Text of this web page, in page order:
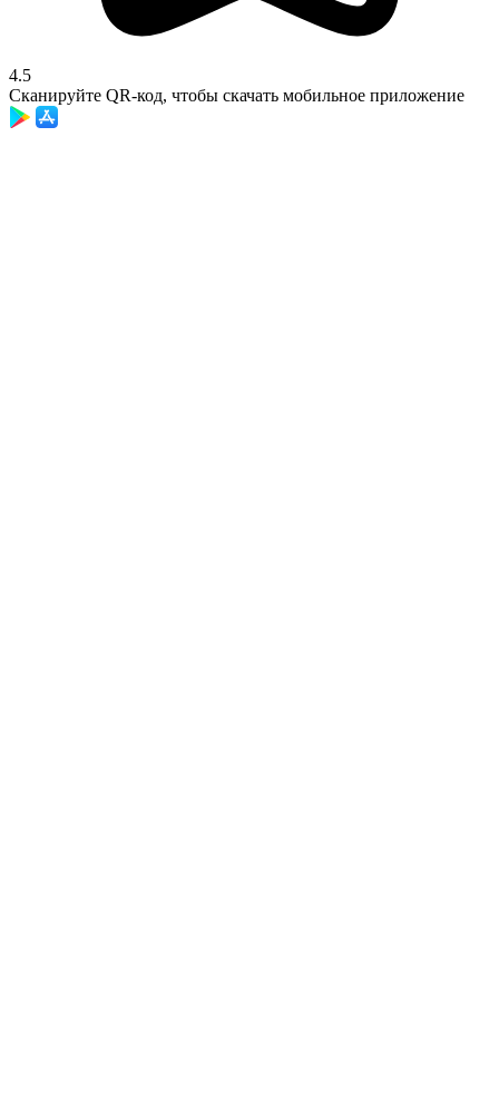
4.5
Сканируйте QR-код, чтобы скачать мобильное приложение